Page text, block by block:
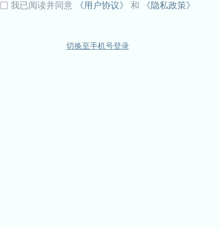
我已阅读并同意 《用户协议》 和 《隐私政策》
切换至手机号登录